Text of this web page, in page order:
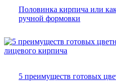
Половинка кирпича или
ручной формовки
5 преимуществ готовых